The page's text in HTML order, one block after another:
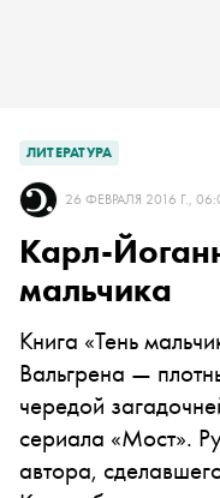
ЛИТЕРАТУРА
26 ФЕВРАЛЯ 2016 Г.,
Карл-
мальчика
Книга «Тень
Вальгрена —
чередой
сериала «Мост».
автора,